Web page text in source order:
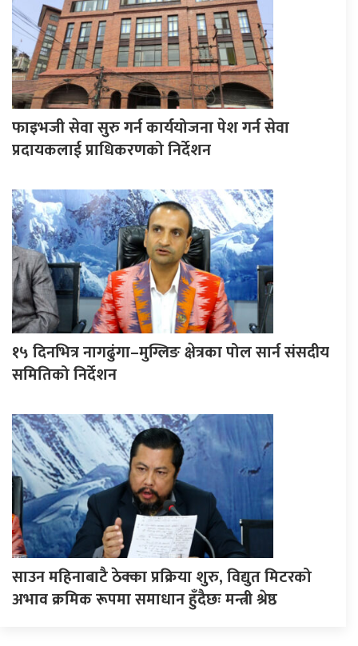
फाइभजी सेवा सुरु गर्न कार्ययोजना पेश गर्न सेवा
प्रदायकलाई प्राधिकरणको निर्देशन
१५ दिनभित्र नागढुंगा–मुग्लिङ क्षेत्रका पोल सार्न संसदीय
समितिको निर्देशन
साउन महिनाबाटै ठेक्का प्रक्रिया शुरु, विद्युत मिटरको
अभाव क्रमिक रूपमा समाधान हुँदैछः मन्त्री श्रेष्ठ